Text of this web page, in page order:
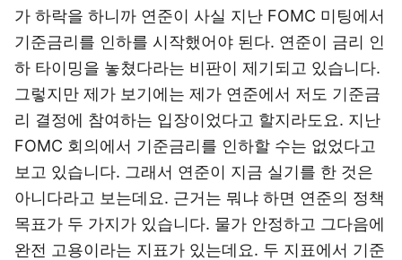
가 하락을 하니까 연준이 사실 지난 FOMC 미팅에서
기준금리를 인하를 시작했어야 된다. 연준이 금리 인
하 타이밍을 놓쳤다라는 비판이 제기되고 있습니다.
그렇지만 제가 보기에는 제가 연준에서 저도 기준금
리 결정에 참여하는 입장이었다고 할지라도요. 지난
FOMC 회의에서 기준금리를 인하할 수는 없었다고
보고 있습니다. 그래서 연준이 지금 실기를 한 것은
아니다라고 보는데요. 근거는 뭐냐 하면 연준의 정책
목표가 두 가지가 있습니다. 물가 안정하고 그다음에
완전 고용이라는 지표가 있는데요. 두 지표에서 기준